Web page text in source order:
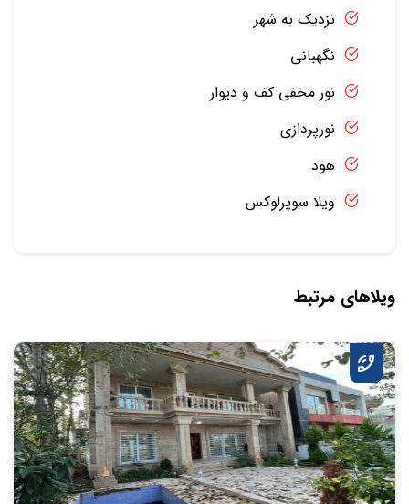
نزدیک به شهر
نگهبانی
نور مخفی کف و دیوار
نورپردازی
هود
ویلا سوپرلوکس
ویلاهای مرتبط